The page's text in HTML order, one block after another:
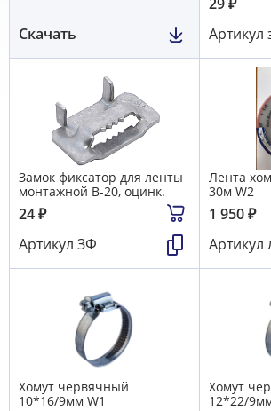
Скачать
Артикул
Замок фиксатор для ленты
монтажной В-20, оцинк.
24₽
Артикул ЗФ
Лента
30м W2
1 950₽
Артикул
Хомут червячный
10*16/9мм W1
Хомут
12*22/